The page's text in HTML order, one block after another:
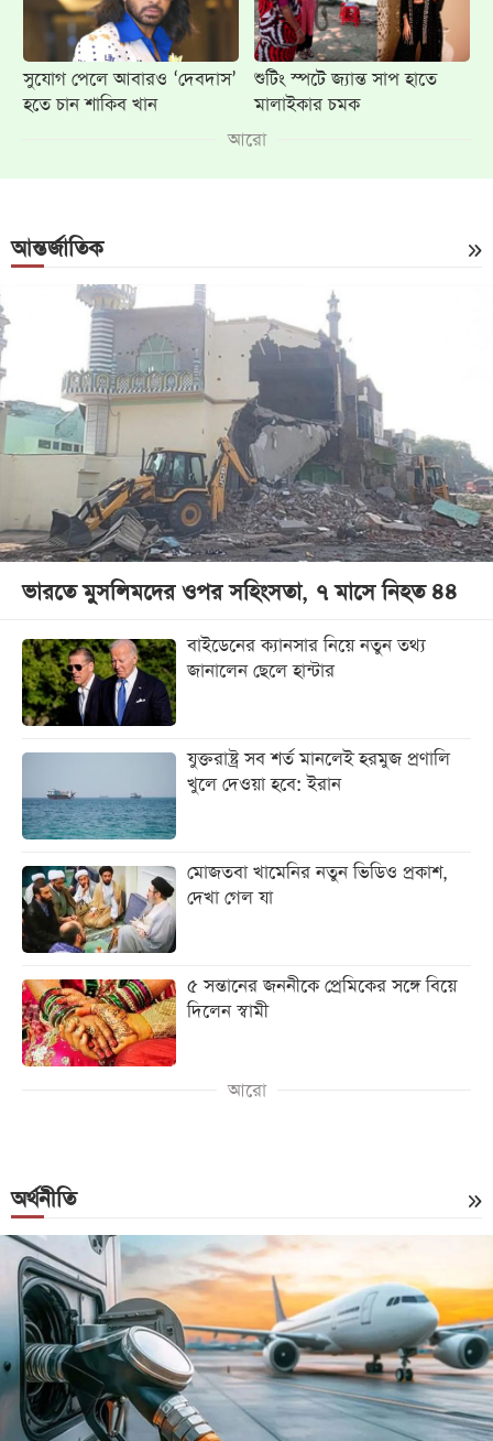
সুযোগ পেলে আবারও ‘দেবদাস’
হতে চান শাকিব খান
শুটিং স্পটে জ্যান্ত সাপ হাতে
মালাইকার চমক
আরো
আন্তর্জাতিক
ভারতে মুসলিমদের ওপর সহিংসতা, ৭ মাসে নিহত ৪৪
বাইডেনের ক্যানসার নিয়ে নতুন তথ্য
জানালেন ছেলে হান্টার
যুক্তরাষ্ট্র সব শর্ত মানলেই হরমুজ প্রণালি
খুলে দেওয়া হবে: ইরান
মোজতবা খামেনির নতুন ভিডিও প্রকাশ,
দেখা গেল যা
৫ সন্তানের জননীকে প্রেমিকের সঙ্গে বিয়ে
দিলেন স্বামী
আরো
অর্থনীতি